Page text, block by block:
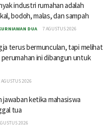
industri rumahan adalah
bodoh, malas, dan sampah
DUA 7 AGUSTUS 2026
terus bermunculan, tapi melihat
ini dibangun untuk
AGUSTUS 2026
jawaban ketika mahasiswa
tua
2026